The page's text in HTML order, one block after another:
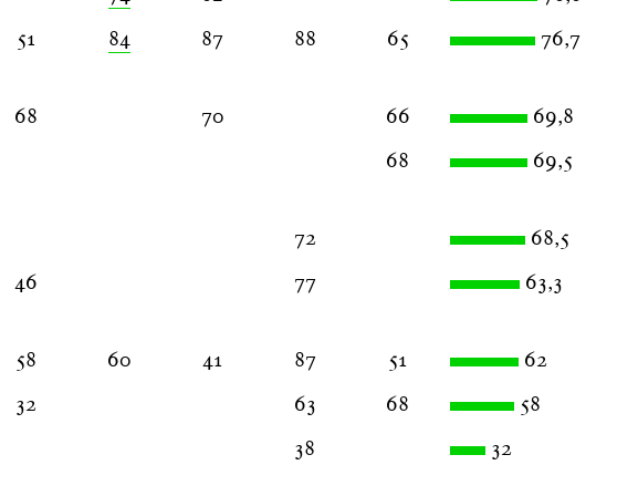
51 84 87 88 65 76,7
68 70 66 69,8
68 69,5
72 68,5
46 77 63,3
58 60 41 87 51 62
32 63 68 58
38 32